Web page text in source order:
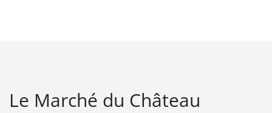
Le Marché du Château